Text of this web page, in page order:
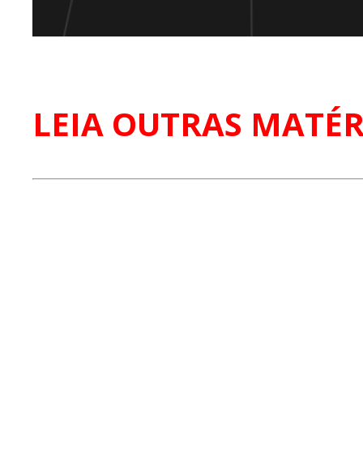
LEIA OUTRAS